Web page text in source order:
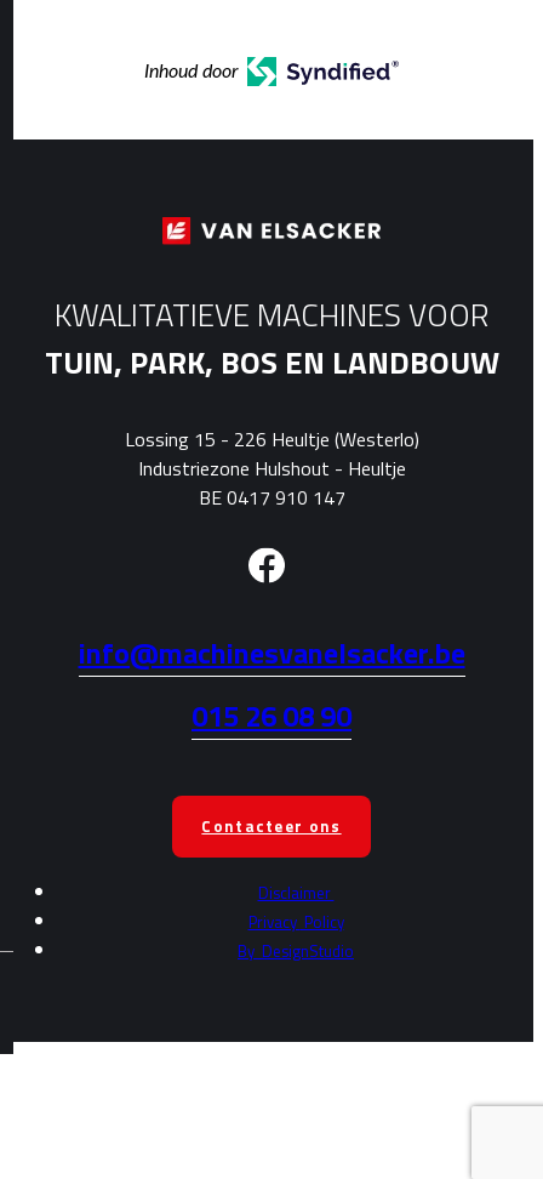
Inhoud door
KWALITATIEVE MACHINES VOOR
TUIN, PARK, BOS EN LANDBOUW
Lossing 15 - 226 Heultje (Westerlo)
Industriezone Hulshout - Heultje
BE 0417 910 147
info@machinesvanelsacker.be
015 26 08 90
Contacteer ons
Disclaimer
Privacy Policy
By DesignStudio